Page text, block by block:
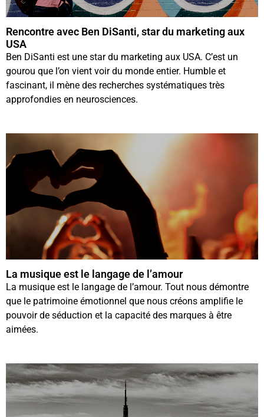
Rencontre avec Ben DiSanti, star du marketing aux
USA
Ben DiSanti est une star du marketing aux USA. C’est un
gourou que l’on vient voir du monde entier. Humble et
fascinant, il mène des recherches systématiques très
approfondies en neurosciences.
La musique est le langage de l’amour
La musique est le langage de l’amour. Tout nous démontre
que le patrimoine émotionnel que nous créons amplifie le
pouvoir de séduction et la capacité des marques à être
aimées.